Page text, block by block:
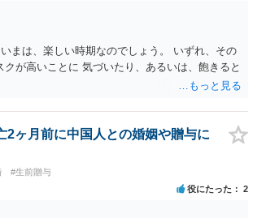
まは、楽しい時期なのでしょう。 いずれ、その
が高いことに 気づいたり、あるいは、飽きると
2ヶ月前に中国人との婚姻や贈与に
#生前贈与
役にたった 2